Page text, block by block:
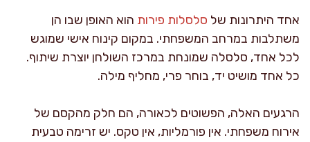
אחד היתרונות של סלסלות פירות הוא האופן שבו הן
משתלבות במרחב המשפחתי. במקום קינוח אישי שמוגש
לכל אחד, סלסלה שמונחת במרכז השולחן יוצרת שיתוף.
כל אחד מושיט יד, בוחר פרי, מחליף מילה.
הרגעים האלה, הפשוטים לכאורה, הם חלק מהקסם של
אירוח משפחתי. אין פורמליות, אין טקס. יש זרימה טבעית